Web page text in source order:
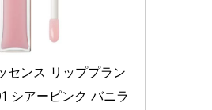
センス リッププラン
シアーピンク バニラ